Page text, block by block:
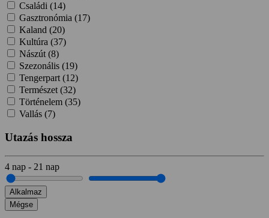
Családi (14)
Gasztronómia (17)
Kaland (20)
Kultúra (37)
Nászút (8)
Szezonális (19)
Tengerpart (12)
Természet (32)
Történelem (35)
Vallás (7)
Utazás hossza
4 nap - 21 nap
Alkalmaz
Mégse